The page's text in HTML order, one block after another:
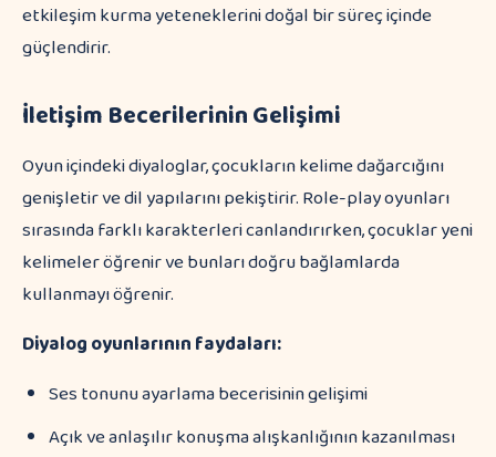
etkileşim kurma yeteneklerini doğal bir süreç içinde
güçlendirir.
İletişim Becerilerinin Gelişimi
Oyun içindeki diyaloglar, çocukların kelime dağarcığını
genişletir ve dil yapılarını pekiştirir. Role-play oyunları
sırasında farklı karakterleri canlandırırken, çocuklar yeni
kelimeler öğrenir ve bunları doğru bağlamlarda
kullanmayı öğrenir.
Diyalog oyunlarının faydaları:
Ses tonunu ayarlama becerisinin gelişimi
Açık ve anlaşılır konuşma alışkanlığının kazanılması